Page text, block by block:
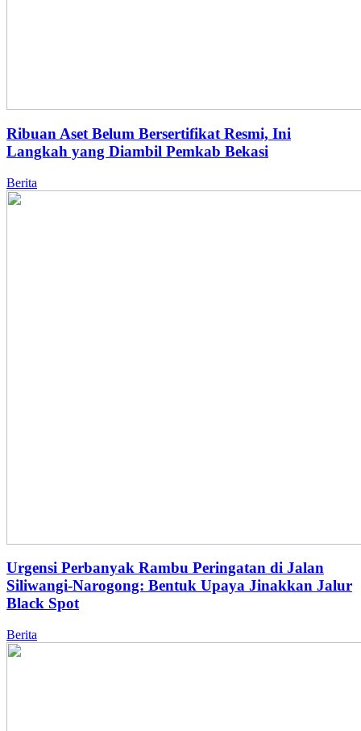
Ribuan Aset Belum Bersertifikat Resmi, Ini
Langkah yang Diambil Pemkab Bekasi
Berita
Urgensi Perbanyak Rambu Peringatan di Jalan
Siliwangi-Narogong: Bentuk Upaya Jinakkan Jalur
Black Spot
Berita